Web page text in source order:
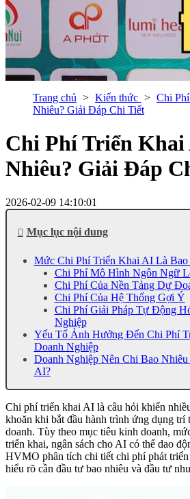
Trang chủ Kiến thức
Chi
Nhiêu? Giải Đáp Chi Tiết
Chi Phí Triển Khai
Nhiêu? Giải Đáp
2026-02-09 14:10:01
Mục lục nội dung
Mức Chi Phí Triển Khai AI Là Bao
Chi Phí Mô Hình Ngôn Ngữ
Chi Phí Của Nền Tảng Dự
Chi Phí Của Hệ Thống Gợi Ý
Chi Phí Giải Pháp Tự Động
Nghiệp
Yếu Tố Ảnh Hưởng Đến Chi Phí
Doanh Nghiệp
Doanh Nghiệp Nên Chi Bao
AI?
Chi phí triển khai AI là câu hỏi khiến
khoăn khi bắt đầu hành trình ứng dụng trí
doanh. Tùy theo mục tiêu kinh doanh,
triển khai, ngân sách cho AI có thể dao
HVMO phân tích chi tiết chi phí phát
hiểu rõ cần đầu tư bao nhiêu và đầu tư